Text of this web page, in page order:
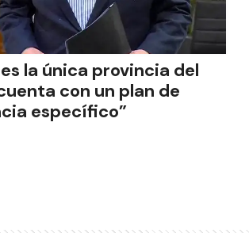
la única provincia del
con un plan de
específico”